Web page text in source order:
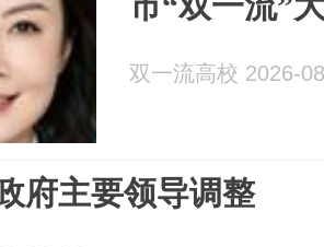
双一流高校 2026-
府主要领导调整